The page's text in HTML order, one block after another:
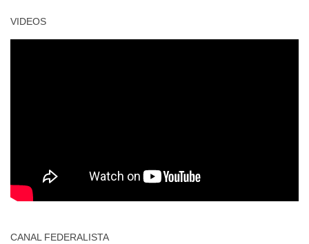
VIDEOS
CANAL FEDERALISTA